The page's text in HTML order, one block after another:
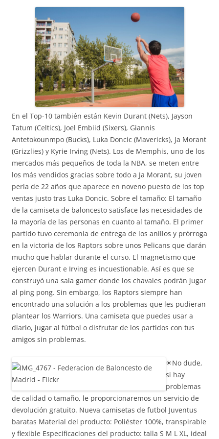
En el Top-10 también están Kevin Durant (Nets), Jayson
Tatum (Celtics), Joel Embiid (Sixers), Giannis
Antetokounmpo (Bucks), Luka Doncic (Mavericks), Ja Morant
(Grizzlies) y Kyrie Irving (Nets). Los de Memphis, uno de los
mercados más pequeños de toda la NBA, se meten entre
los más vendidos gracias sobre todo a Ja Morant, su joven
perla de 22 años que aparece en noveno puesto de los top
ventas justo tras Luka Doncic. Sobre el tamaño: El tamaño
de la camiseta de baloncesto satisface las necesidades de
la mayoría de las personas en cuanto al tamaño. El primer
partido tuvo ceremonia de entrega de los anillos y prórroga
en la victoria de los Raptors sobre unos Pelicans que darán
mucho que hablar durante el curso. El magnetismo que
ejercen Durant e Irving es incuestionable. Así es que se
construyó una sala gamer donde los chavales podrán jugar
al ping pong. Sin embargo, los Raptors siempre han
encontrado una solución a los problemas que les pudieran
plantear los Warriors. Una camiseta que puedes usar a
diario, jugar al fútbol o disfrutar de los partidos con tus
amigos sin problemas.
☀No dude,
si hay
problemas
de calidad o tamaño, le proporcionaremos un servicio de
devolución gratuito. Nueva camisetas de futbol Juventus
baratas Material del producto: Poliéster 100%, transpirable
y flexible Especificaciones del producto: talla S M L XL, ideal